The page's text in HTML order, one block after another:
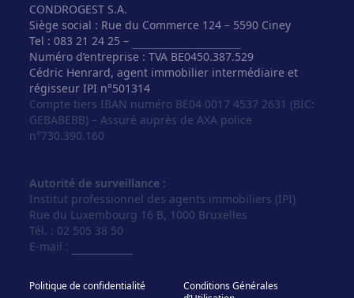
CONDROGEST S.A.
Siège social : Rue du Commerce 124 – 5590 Ciney
Tel : 083 21 24 25 –
Numéro d’entreprise : TVA BE0450.387.529
Cédric Henrard, agent immobilier intermédiaire et
régisseur IPI n°501314
Compte tiers IBAN numéro BE04 0017 4537 2631 (BIC:
GEBABEBB) – Assuré auprès de AXA police
n°730.390.160
Autorité de surveillance :
Institut professionnel des agents immobiliers (IPI)
Rue du Luxembourg 16 B, 1000 Bruxelles
Tél. : 02 505 38 50
E-mail :
Politique de confidentialité
Conditions Générales